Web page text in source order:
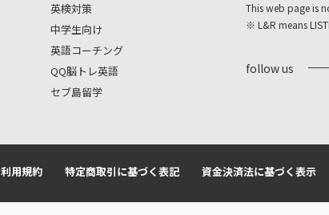
英検対策
中学生向け
英語コーチング
QQ脳トレ英語
セブ島留学
This web page is
※ L&R means
follow us
利用規約 特定商取引に基づく表記 資金決済法に基づく表示